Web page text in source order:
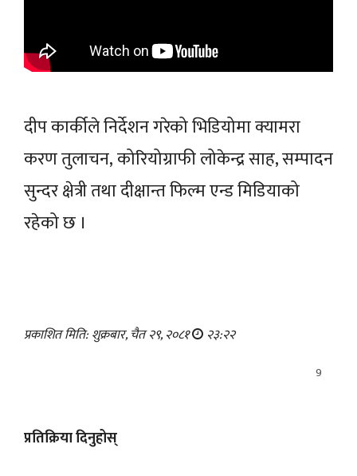
दीप कार्कीले निर्देशन गरेको भिडियोमा क्यामरा
करण तुलाचन, कोरियोग्राफी लोकेन्द्र साह, सम्पादन
सुन्दर क्षेत्री तथा दीक्षान्त फिल्म एन्ड मिडियाको
रहेको छ ।
प्रकाशित मिति: शुक्रबार, चैत २९, २०८१ २३:२२
9
प्रतिक्रिया दिनुहोस्